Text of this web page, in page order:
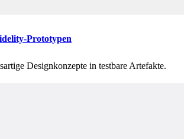
Prototypen
Designkonzepte in testbare Artefakte.